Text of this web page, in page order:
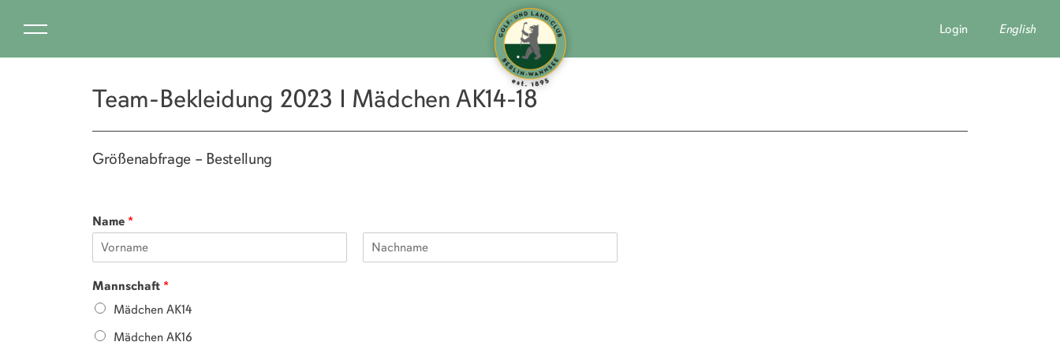
Login English
Team-Bekleidung 2023 I Mädchen AK14-18
Größenabfrage – Bestellung
Name *
Mannschaft *
Mädchen AK14
Mädchen AK16